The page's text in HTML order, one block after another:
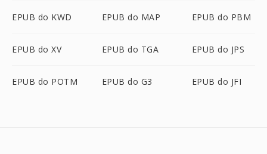
EPUB do KWD EPUB do MAP EPUB do PBM
EPUB do XV EPUB do TGA EPUB do JPS
EPUB do POTM EPUB do G3 EPUB do JFI